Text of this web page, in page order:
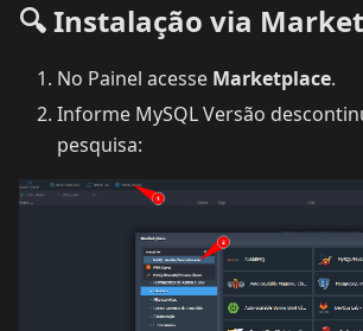
🔍 Instalação via
No Painel acesse Marketplace.
Informe MySQL Versão
pesquisa: